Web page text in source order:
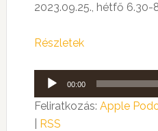
2023.09.25., hétfő 6.30-
Részletek
Audió
lejátszó
00:00
Feliratkozás: Apple
RSS